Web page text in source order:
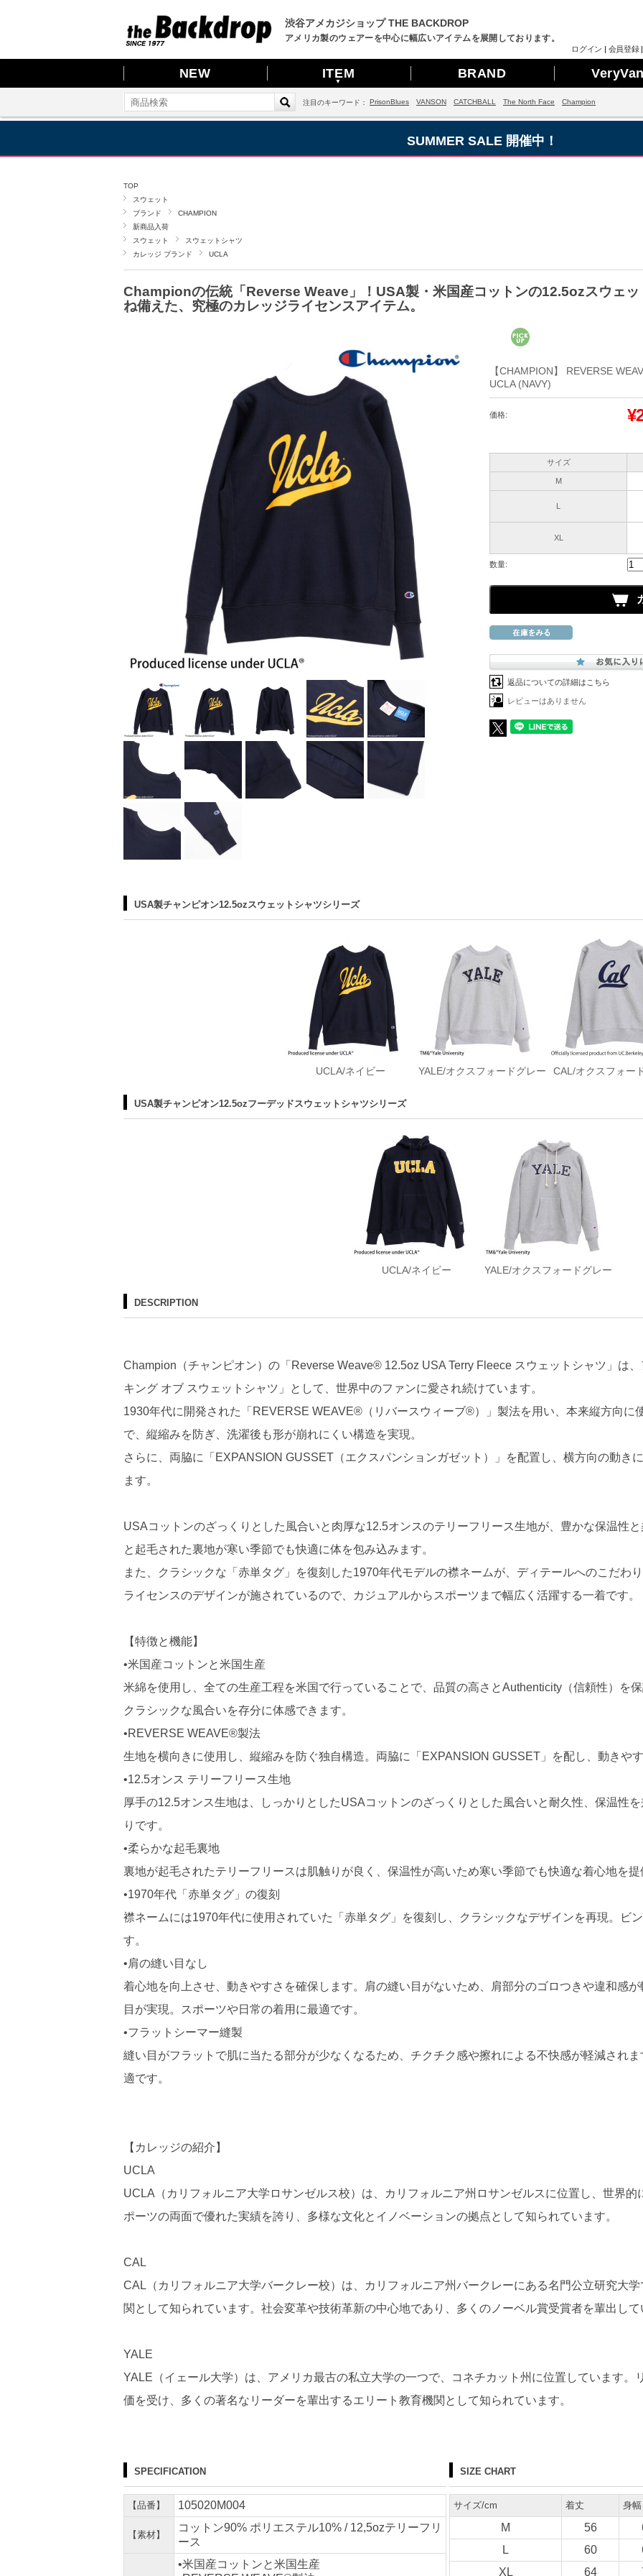
渋谷アメカジショップ THE BACKDROP
アメリカ製のウェアーを中心に幅広いアイテムを展開しております。
ログイン | 会員登録
NEW ITEM
▼
BRAND
注目のキーワード： PrisonBlues VANSON CATCHBALL The North Face Champion
SUMMER SALE 開催中！
TOP
スウェット
ブランド
CHAMPION
新商品入荷
スウェット
スウェットシャツ
カレッジ ブランド
UCLA
Championの伝統「Reverse Weave」！USA製・米国産コットンの12.5ozスウェッ
ね備えた、究極のカレッジライセンスアイテム。
【CHAMPION】 REVERSE
UCLA (NAVY)
価格:
サイズ
M
L
XL
数量:
返品についての詳細はこちら
レビューはありません
USA製チャンピオン12.5ozスウェットシャツシリーズ
UCLA/ネイビー YALE/オクスフォードグレー CAL/オクスフォー
USA製チャンピオン12.5ozフーデッドスウェットシャツシリーズ
UCLA/ネイビー YALE/オクスフォードグレー
DESCRIPTION
Champion（チャンピオン）の「Reverse Weave® 12.5oz USA Terry Fleece スウェットシャツ」は
キング オブ スウェットシャツ」として、世界中のファンに愛され続けています。
1930年代に開発された「REVERSE WEAVE®（リバースウィーブ®）」製法を用い、本来縦方向に
で、縦縮みを防ぎ、洗濯後も形が崩れにくい構造を実現。
さらに、両脇に「EXPANSION GUSSET（エクスパンションガゼット）」を配置し、横方向の動き
ます。
USAコットンのざっくりとした風合いと肉厚な12.5オンスのテリーフリース生地が、豊かな保温性
と起毛された裏地が寒い季節でも快適に体を包み込みます。
また、クラシックな「赤単タグ」を復刻した1970年代モデルの襟ネームが、ディテールへのこだわ
ライセンスのデザインが施されているので、カジュアルからスポーツまで幅広く活躍する一着です。
【特徴と機能】
•米国産コットンと米国生産
米綿を使用し、全ての生産工程を米国で行っていることで、品質の高さとAuthenticity（信頼性）を
クラシックな風合いを存分に体感できます。
•REVERSE WEAVE®製法
生地を横向きに使用し、縦縮みを防ぐ独自構造。両脇に「EXPANSION GUSSET」を配し、動きや
•12.5オンス テリーフリース生地
厚手の12.5オンス生地は、しっかりとしたUSAコットンのざっくりとした風合いと耐久性、保温性
りです。
•柔らかな起毛裏地
裏地が起毛されたテリーフリースは肌触りが良く、保温性が高いため寒い季節でも快適な着心地を
•1970年代「赤単タグ」の復刻
襟ネームには1970年代に使用されていた「赤単タグ」を復刻し、クラシックなデザインを再現。ビ
す。
•肩の縫い目なし
着心地を向上させ、動きやすさを確保します。肩の縫い目がないため、肩部分のゴロつきや違和感
目が実現。スポーツや日常の着用に最適です。
•フラットシーマー縫製
縫い目がフラットで肌に当たる部分が少なくなるため、チクチク感や擦れによる不快感が軽減され
適です。
【カレッジの紹介】
UCLA
UCLA（カリフォルニア大学ロサンゼルス校）は、カリフォルニア州ロサンゼルスに位置し、世界
ポーツの両面で優れた実績を誇り、多様な文化とイノベーションの拠点として知られています。
CAL
CAL（カリフォルニア大学バークレー校）は、カリフォルニア州バークレーにある名門公立研究大
関として知られています。社会変革や技術革新の中心地であり、多くのノーベル賞受賞者を輩出し
YALE
YALE（イェール大学）は、アメリカ最古の私立大学の一つで、コネチカット州に位置しています。
価を受け、多くの著名なリーダーを輩出するエリート教育機関として知られています。
SPECIFICATION
【品番】 105020M004
【素材】
コットン90% ポリエステル10% / 12,5ozテリーフリ
ース
•米国産コットンと米国生産
SIZE CHART
サイズ/cm 着丈 身幅
M 56
L
60
XL
64